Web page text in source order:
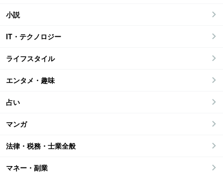
小説
IT・テクノロジー
ライフスタイル
エンタメ・趣味
占い
マンガ
法律・税務・士業全般
マネー・副業